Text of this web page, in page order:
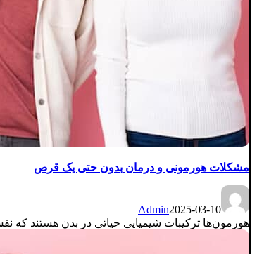
مشکلات هورمونی و درمان بدون حتی یک قرص
Admin2025-03-10
هورمون‌ها ترکیبات شیمیایی حیاتی در بدن هستند